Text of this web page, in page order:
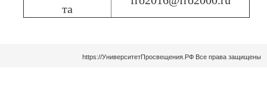
та
https://УниверситетПросвещения.РФ Все права защищены